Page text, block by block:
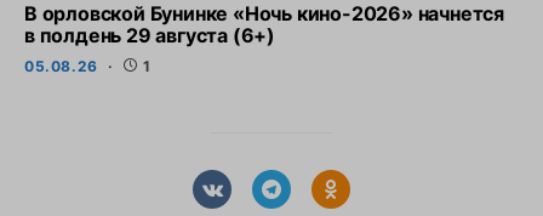
В орловской Бунинке «Ночь кино-2026» начнется
в полдень 29 августа (6+)
05.08.26 1